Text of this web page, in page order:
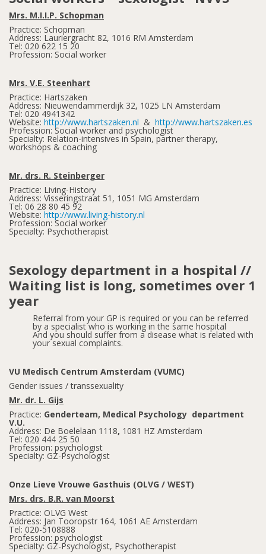
Mrs. M.I.I.P. Schopman
Practice: Schopman
Address: Lauriergracht 82, 1016 RM Amsterdam
Tel: 020 622 15 20
Profession: Social worker
Mrs. V.E. Steenhart
Practice: Hartszaken
Address: Nieuwendammerdijk 32, 1025 LN Amsterdam
Tel: 020 4941342
Website: http://www.hartszaken.nl & http://www.hartszaken.es
Profession: Social worker and psychologist
Specialty: Relation-intensives in Spain, partner therapy,
workshops & coaching
Mr. drs. R. Steinberger
Practice: Living-History
Address: Visseringstraat 51, 1051 MG Amsterdam
Tel: 06 28 80 45 92
Website: http://www.living-history.nl
Profession: Social worker
Specialty: Psychotherapist
Sexology department in a hospital //
Waiting list is long, sometimes over 1
year
Referral from your GP is required or you can be referred
by a specialist who is working in the same hospital
And you should suffer from a disease what is related with
your sexual complaints.
VU Medisch Centrum Amsterdam (VUMC)
Gender issues / transsexuality
Mr. dr. L. Gijs
Practice: Genderteam, Medical Psychology department
V.U.
Address: De Boelelaan 1118, 1081 HZ Amsterdam
Tel: 020 444 25 50
Profession: psychologist
Specialty: GZ-Psychologist
Onze Lieve Vrouwe Gasthuis (OLVG / WEST)
Mrs. drs. B.R. van Moorst
Practice: OLVG West
Address: Jan Tooropstr 164, 1061 AE Amsterdam
Tel: 020-5108888
Profession: psychologist
Specialty: GZ-Psychologist, Psychotherapist